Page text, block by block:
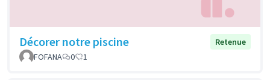
Décorer notre piscine
Retenue
FOFANA
0 1